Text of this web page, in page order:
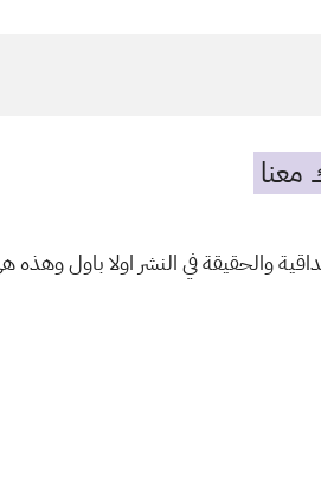
معنا
والحقيقة في النشر اولا باول وهذه